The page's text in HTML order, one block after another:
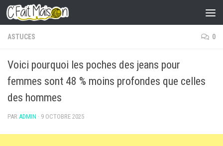
Skip to content
ASTUCES 0
Voici pourquoi les poches des jeans pour
femmes sont 48 % moins profondes que celles
des hommes
PAR ADMIN · 9 OCTOBRE 2025